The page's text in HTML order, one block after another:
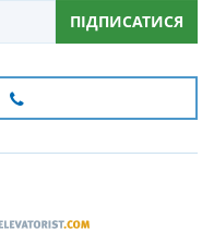
ПІДПИСАТИСЯ